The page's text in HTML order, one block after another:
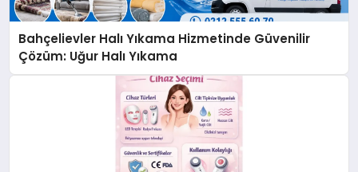
Bahçelievler Halı Yıkama Hizmetinde Güvenilir
Çözüm: Uğur Halı Yıkama